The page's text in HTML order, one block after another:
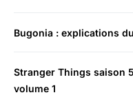
Bugonia : explications
Stranger Things saison
volume 1